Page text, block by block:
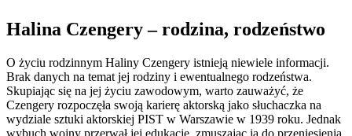
Halina Czengery – rodzina, rodzeństwo
O życiu rodzinnym Haliny Czengery istnieją niewiele informacji.
Brak danych na temat jej rodziny i ewentualnego rodzeństwa.
Skupiając się na jej życiu zawodowym, warto zauważyć, że
Czengery rozpoczęła swoją karierę aktorską jako słuchaczka na
wydziale sztuki aktorskiej PIST w Warszawie w 1939 roku. Jednak
wybuch wojny przerwał jej edukację, zmuszając ją do przeniesienia